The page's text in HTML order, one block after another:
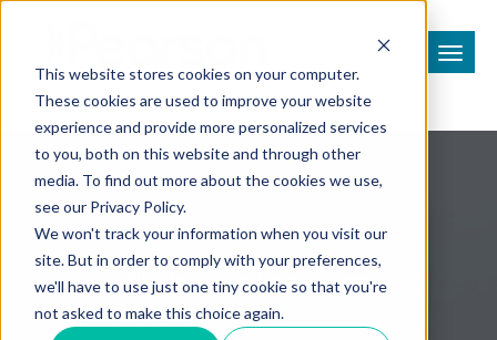
This website stores cookies on your computer.
These cookies are used to improve your website
experience and provide more personalized services
to you, both on this website and through other
media. To find out more about the cookies we use,
see our Privacy Policy.
We won't track your information when you visit our
site. But in order to comply with your preferences,
we'll have to use just one tiny cookie so that you're
not asked to make this choice again.
Plataformas de Aprendizagem